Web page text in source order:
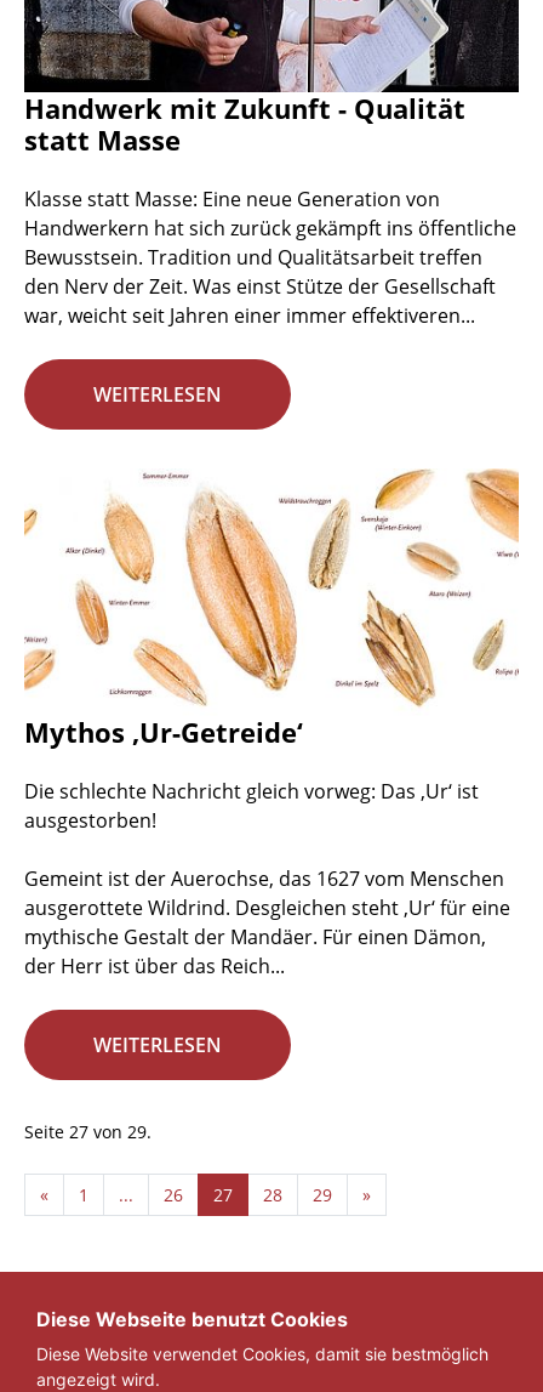
Handwerk mit Zukunft - Qualität
statt Masse
Klasse statt Masse: Eine neue Generation von
Handwerkern hat sich zurück gekämpft ins öffentliche
Bewusstsein. Tradition und Qualitätsarbeit treffen
den Nerv der Zeit. Was einst Stütze der Gesellschaft
war, weicht seit Jahren einer immer effektiveren...
WEITERLESEN
Mythos ‚Ur-Getreide‘
Die schlechte Nachricht gleich vorweg: Das ‚Ur‘ ist
ausgestorben!
Gemeint ist der Auerochse, das 1627 vom Menschen
ausgerottete Wildrind. Desgleichen steht ‚Ur‘ für eine
mythische Gestalt der Mandäer. Für einen Dämon,
der Herr ist über das Reich...
WEITERLESEN
Seite 27 von 29.
« 1 ... 26 27 28 29 »
Diese Webseite benutzt Cookies
Diese Website verwendet Cookies, damit sie bestmöglich
angezeigt wird.